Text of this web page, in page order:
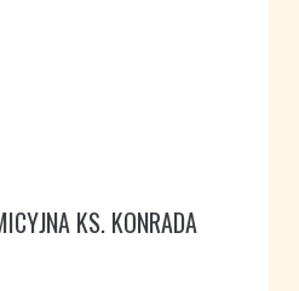
KS. KONRADA